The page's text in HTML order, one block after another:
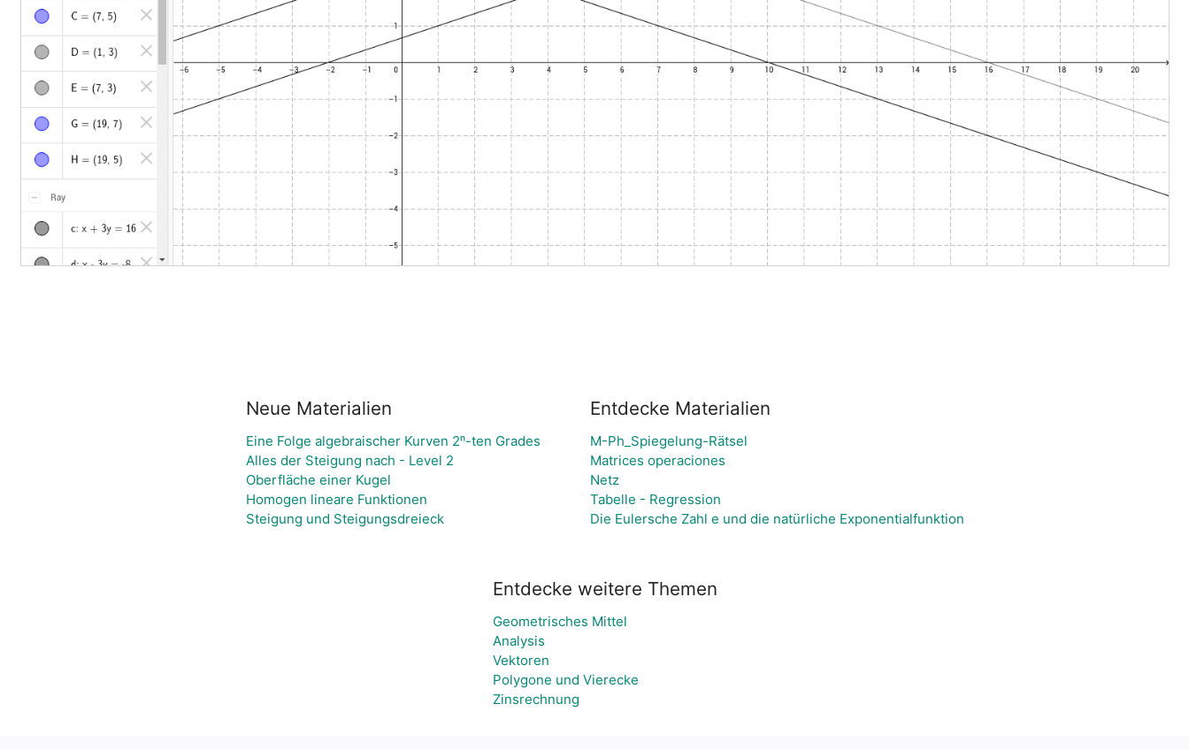
Neue Materialien
Eine Folge algebraischer Kurven 2ⁿ-ten Grades
Alles der Steigung nach - Level 2
Oberfläche einer Kugel
Homogen lineare Funktionen
Steigung und Steigungsdreieck
Entdecke Materialien
M-Ph_Spiegelung-Rätsel
Matrices operaciones
Netz
Tabelle - Regression
Die Eulersche Zahl e und die natürliche Exponentialfunktion
Entdecke weitere Themen
Geometrisches Mittel
Analysis
Vektoren
Polygone und Vierecke
Zinsrechnung